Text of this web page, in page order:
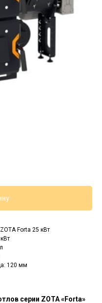
Forta 25 кВт
120 мм
серии ZOTA «Forta»